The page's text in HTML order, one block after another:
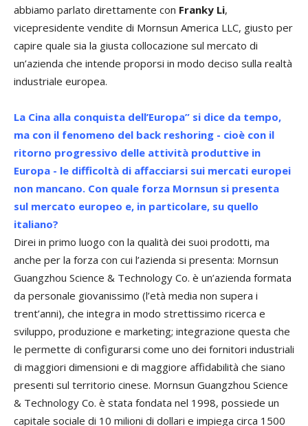
abbiamo parlato direttamente con Franky Li,
vicepresidente vendite di Mornsun America LLC, giusto per
capire quale sia la giusta collocazione sul mercato di
un’azienda che intende proporsi in modo deciso sulla realtà
industriale europea.
La Cina alla conquista dell’Europa” si dice da tempo,
ma con il fenomeno del back reshoring - cioè con il
ritorno progressivo delle attività produttive in
Europa - le difficoltà di affacciarsi sui mercati europei
non mancano. Con quale forza Mornsun si presenta
sul mercato europeo e, in particolare, su quello
italiano?
Direi in primo luogo con la qualità dei suoi prodotti, ma
anche per la forza con cui l’azienda si presenta: Mornsun
Guangzhou Science & Technology Co. è un’azienda formata
da personale giovanissimo (l’età media non supera i
trent’anni), che integra in modo strettissimo ricerca e
sviluppo, produzione e marketing; integrazione questa che
le permette di configurarsi come uno dei fornitori industriali
di maggiori dimensioni e di maggiore affidabilità che siano
presenti sul territorio cinese. Mornsun Guangzhou Science
& Technology Co. è stata fondata nel 1998, possiede un
capitale sociale di 10 milioni di dollari e impiega circa 1500